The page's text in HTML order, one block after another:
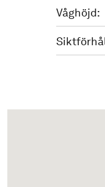
Våghöjd: